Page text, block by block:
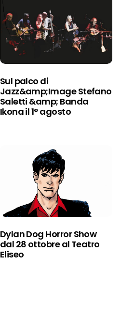
Sul palco di
Jazz&amp;Image Stefano
Saletti &amp; Banda
Ikona il 1° agosto
Dylan Dog Horror Show
dal 28 ottobre al Teatro
Eliseo